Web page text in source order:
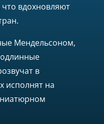
вдохновляют
Мендельсоном,
в
исполнят на